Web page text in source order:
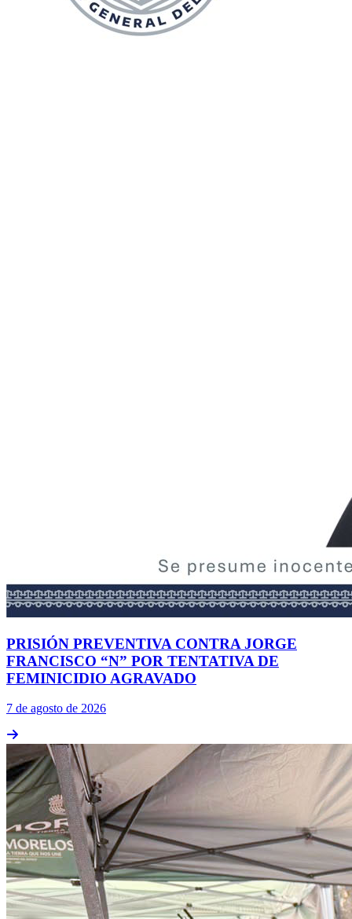
PRISIÓN PREVENTIVA CONTRA JORGE
FRANCISCO “N” POR TENTATIVA DE
FEMINICIDIO AGRAVADO
7 de agosto de 2026